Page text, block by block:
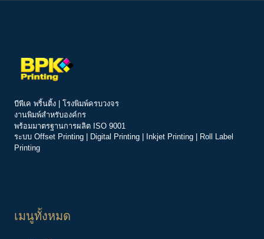
บีพีเค พริ้นติ้ง | โรงพิมพ์ครบวงจร
งานพิมพ์สำหรับองค์กร
พร้อมมาตรฐานการผลิต ISO 9001
ระบบ Offset Printing Digital Printing Inkjet Printing
Roll Label
Printing
เมนูทั้งหมด